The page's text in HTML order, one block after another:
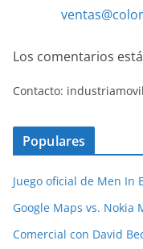
Los comentarios
Contacto:
Populares
Juego oficial de Men In
Google Maps vs. Nokia
Comercial con David